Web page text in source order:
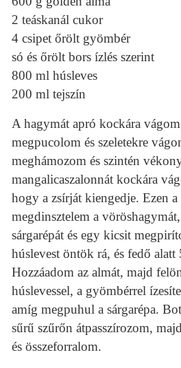
2 teáskanál cukor
4 csipet őrölt gyömbér
só és őrölt bors ízlés szerint
800 ml húsleves
200 ml tejszín
A hagymát apró kockára
megpucolom és szeletekre
meghámozom és szintén
mangalicaszalonnát kockára
hogy a zsírját kiengedje. Ezen a
megdinsztelem a
sárgarépát és egy kicsit
húslevest öntök rá, és fedő
Hozzáadom az almát, majd
húslevessel, a gyömbérrel
amíg megpuhul a sárgarépa.
sűrű szűrőn átpasszírozom,
és összeforralom.